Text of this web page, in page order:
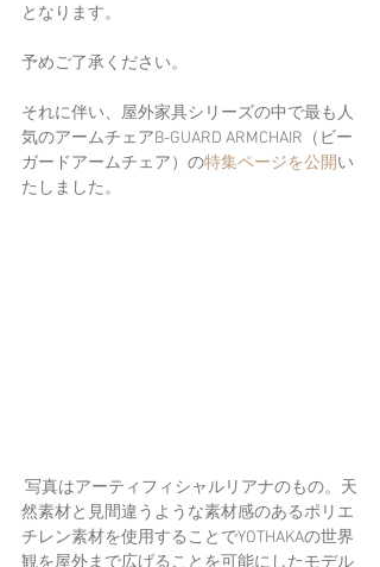
となります。
予めご了承ください。
それに伴い、屋外家具シリーズの中で最も人
気のアームチェアB-GUARD ARMCHAIR（ビー
ガードアームチェア）の特集ページを公開い
たしました。
然素材と見間違うような素材感のあるポリエ
チレン素材を使用することでYOTHAKAの世界